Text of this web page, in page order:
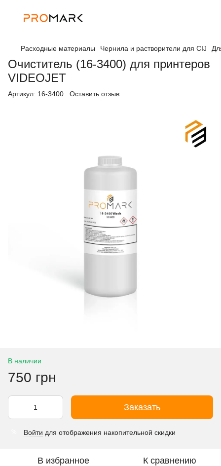
Расходные материалы Чернила и растворители для CIJ
Очиститель (16-3400) для принтеров
VIDEOJET
Артикул: 16-3400 Оставить отзыв
В наличии
750 грн
Заказать
Войти для отображения накопительной скидки
В избранное К сравнению